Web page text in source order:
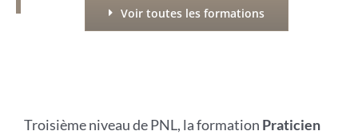
Voir toutes les formations
Troisième niveau de PNL, la formation Praticien